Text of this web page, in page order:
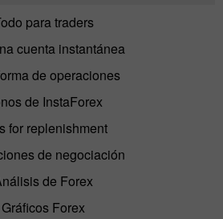
para traders
cuenta instantánea
de operaciones
de InstaForex
for replenishment
de negociación
de Forex
Gráficos Forex